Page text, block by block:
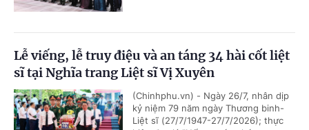
Lễ viếng, lễ truy điệu và an táng 34 hài cốt liệt
sĩ tại Nghĩa trang Liệt sĩ Vị Xuyên
(Chinhphu.vn) - Ngày 26/7, nhân dịp
kỷ niệm 79 năm ngày Thương binh-
Liệt sĩ (27/7/1947-27/7/2026); thực